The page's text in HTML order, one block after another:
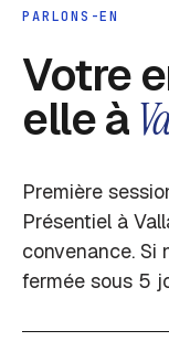
PARLONS-EN
Votre
elle à
Première
Présentiel à
convenance. Si
fermée sous 5